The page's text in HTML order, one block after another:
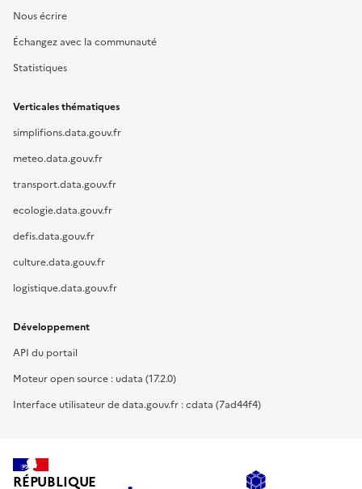
Nous écrire
Échangez avec la communauté
Statistiques
Verticales thématiques
simplifions.data.gouv.fr
meteo.data.gouv.fr
transport.data.gouv.fr
ecologie.data.gouv.fr
defis.data.gouv.fr
culture.data.gouv.fr
logistique.data.gouv.fr
Développement
API du portail
Moteur open source : udata (17.2.0)
Interface utilisateur de data.gouv.fr : cdata (7ad44f4)
RÉPUBLIQUE